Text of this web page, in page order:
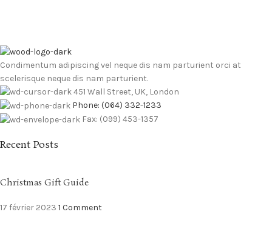
Condimentum adipiscing vel neque dis nam parturient orci at
scelerisque neque dis nam parturient.
451 Wall Street, UK, London
Phone: (064) 332-1233
Fax: (099) 453-1357
Recent Posts
Christmas Gift Guide
17 février 2023 1 Comment